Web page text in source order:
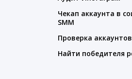
Чекап аккаунта в
SMM
Проверка
Найти победителя